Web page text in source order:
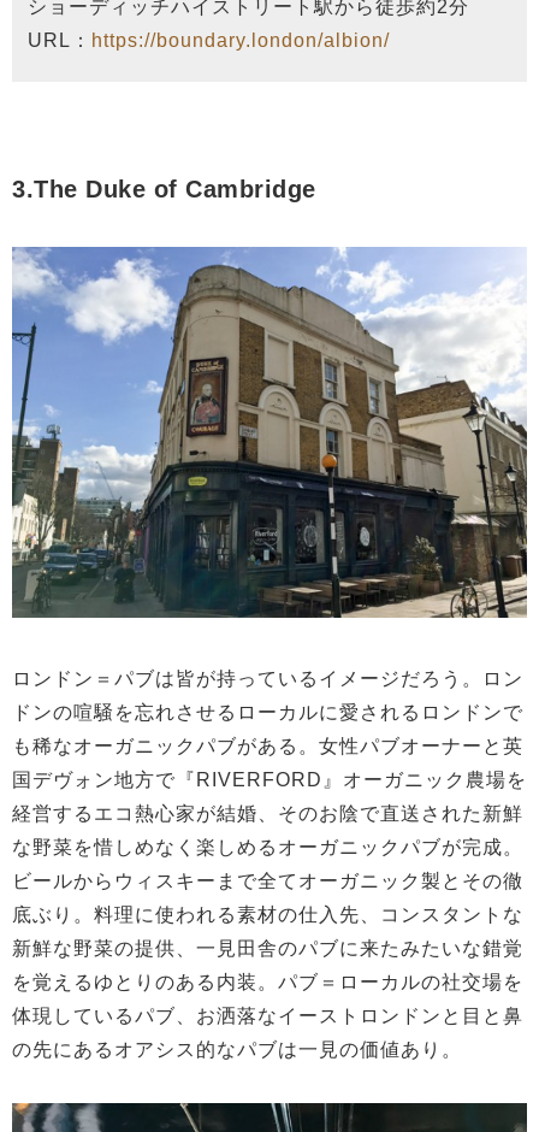
ショーディッチハイストリート駅から徒歩約2分
URL： https://boundary.london/albion/
3.The Duke of Cambridge
ロンドン＝パブは皆が持っているイメージだろう。ロン
ドンの喧騒を忘れさせるローカルに愛されるロンドンで
も稀なオーガニックパブがある。女性パブオーナーと英
国デヴォン地方で『RIVERFORD』オーガニック農場を
経営するエコ熱心家が結婚、そのお陰で直送された新鮮
な野菜を惜しめなく楽しめるオーガニックパブが完成。
ビールからウィスキーまで全てオーガニック製とその徹
底ぶり。料理に使われる素材の仕入先、コンスタントな
新鮮な野菜の提供、一見田舎のパブに来たみたいな錯覚
を覚えるゆとりのある内装。パブ＝ローカルの社交場を
体現しているパブ、お洒落なイーストロンドンと目と鼻
の先にあるオアシス的なパブは一見の価値あり。